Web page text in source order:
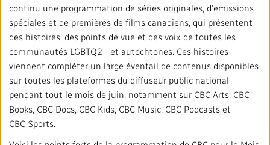
continu une programmation de séries originales, d’émissions
spéciales et de premières de films canadiens, qui présentent
des histoires, des points de vue et des voix de toutes les
communautés LGBTQ2+ et autochtones. Ces histoires
viennent compléter un large éventail de contenus disponibles
sur toutes les plateformes du diffuseur public national
pendant tout le mois de juin, notamment sur CBC Arts, CBC
Books, CBC Docs, CBC Kids, CBC Music, CBC Podcasts et
CBC Sports.